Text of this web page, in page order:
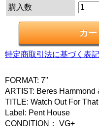
購入数
特定商取引法に基づく表
FORMAT: 7"
ARTIST: Beres Hammond
TITLE: Watch Out For
Label: Pent House
CONDITION： VG+